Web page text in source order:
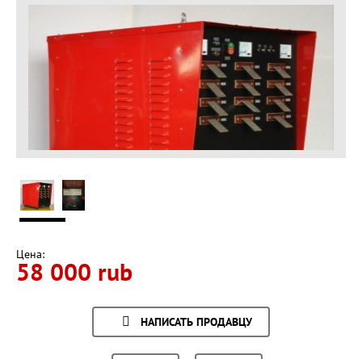
Цена:
58 000 rub
НАПИСАТЬ ПРОДАВЦУ